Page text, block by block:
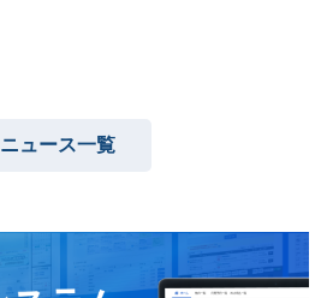
ニュース一覧